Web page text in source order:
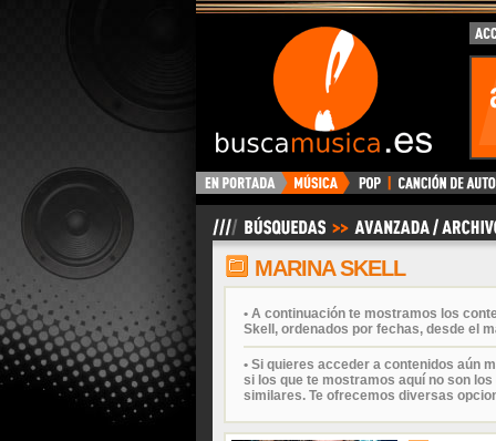
BuscaMusica.es
MARINA SKELL
• A continuación te mostramos los
Skell, ordenados por fechas, desde el
• Si quieres acceder a contenidos aún
si los que te mostramos aquí no son
similares. Te ofrecemos diversas